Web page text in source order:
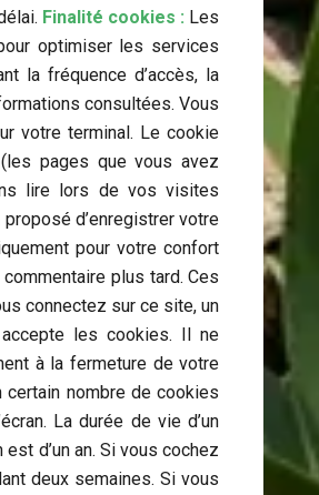
Finalité cookies : Les
optimiser les services
la fréquence d’accès, la
consultées. Vous
votre terminal. Le cookie
pages que vous avez
lire lors de vos visites
d’enregistrer votre
pour votre confort
plus tard. Ces
connectez sur ce site, un
les cookies. Il ne
à la fermeture de votre
certain nombre de cookies
La durée de vie d’un
d’un an. Si vous cochez
deux semaines. Si vous